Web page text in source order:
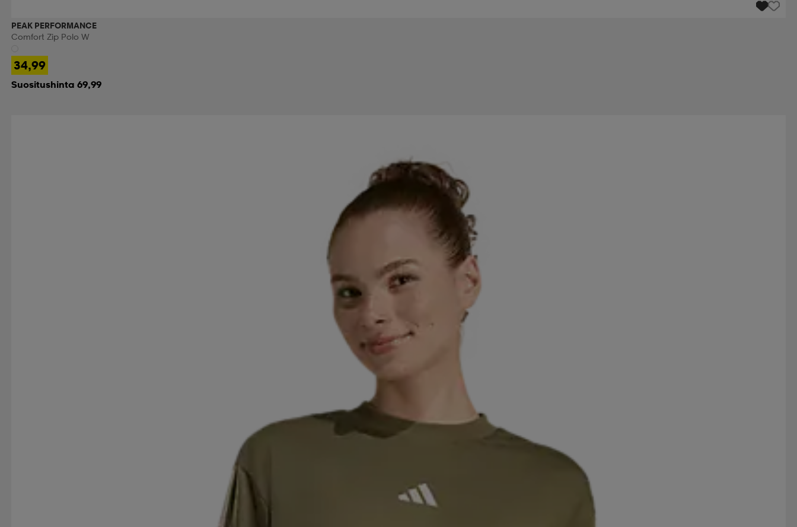
PEAK PERFORMANCE
Comfort Zip Polo W
34,99
Suositushinta 69,99